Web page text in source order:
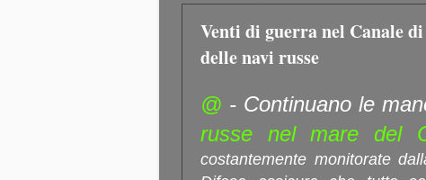
Venti di guerra nel Canale
delle navi russe
@ - Continuano le
russe nel mare del
costantemente monitorate